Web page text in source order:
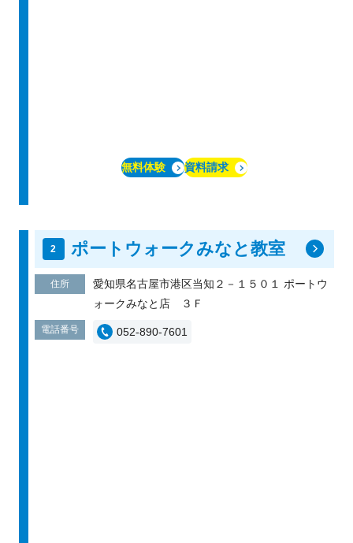
無料体験 資料請求
ポートウォークみなと教室
住所
愛知県名古屋市港区当知２－１５０１ ポートウ
ォークみなと店 ３Ｆ
電話番号 052-890-7601